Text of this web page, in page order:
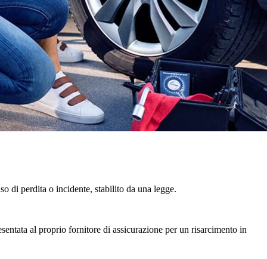
di perdita o incidente, stabilito da una legge.
al proprio fornitore di assicurazione per un risarcimento in